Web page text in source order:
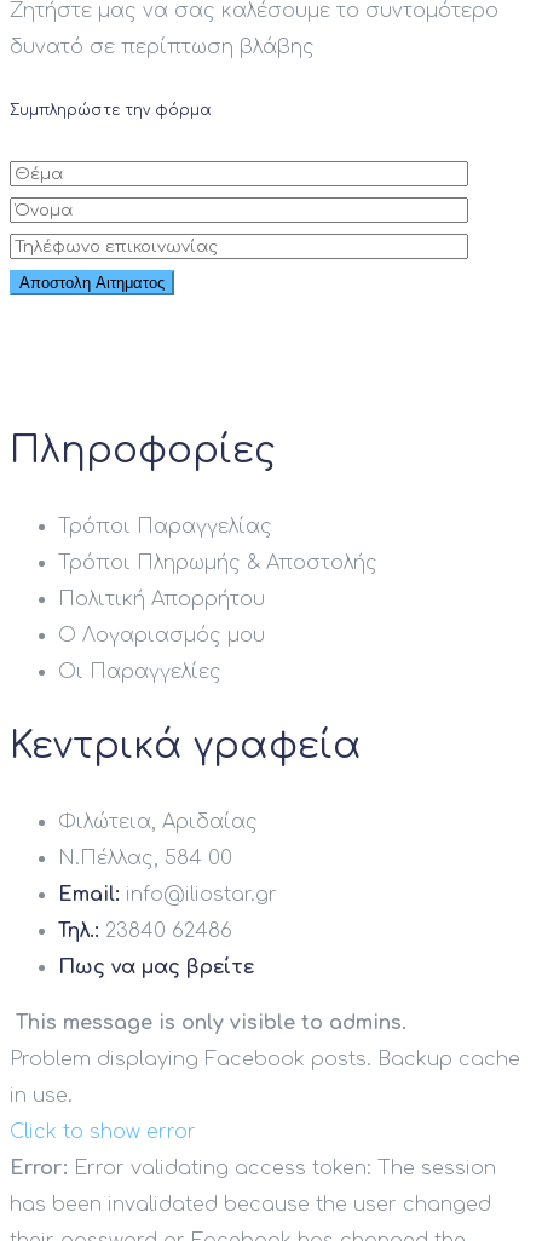
Ζητήστε μας να σας καλέσουμε το συντομότερο
δυνατό σε περίπτωση βλάβης
Συμπληρώστε την φόρμα
Πληροφορίες
Τρόποι Παραγγελίας
Τρόποι Πληρωμής & Αποστολής
Πολιτική Απορρήτου
Ο Λογαριασμός μου
Οι Παραγγελίες
Κεντρικά γραφεία
Φιλώτεια, Αριδαίας
Ν.Πέλλας, 584 00
Email: info@iliostar.gr
Τηλ.: 23840 62486
Πως να μας βρείτε
This message is only visible to admins.
Problem displaying Facebook posts. Backup cache
in use.
Click to show error
Error: Error validating access token: The session
has been invalidated because the user changed